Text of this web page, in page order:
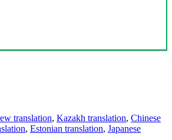
translation, Kazakh translation, Chinese
, Estonian translation, Japanese